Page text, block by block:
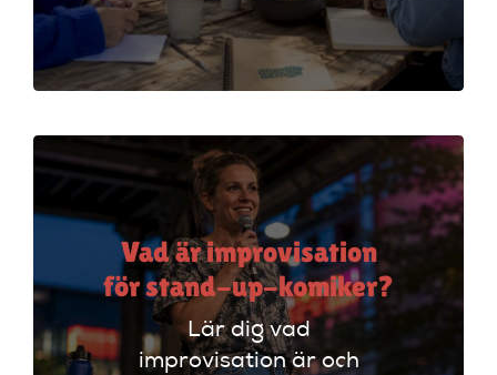
föreläsare. Lär dig
tekniker och få
scenerfarenhet med
Vad är improvisation
för stand-up-komiker?
Lär dig vad
improvisation är och